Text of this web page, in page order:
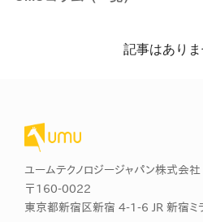
記事はありま
ユームテクノロジージャパン株式会社
〒160-0022
東京都新宿区新宿 4-1-6 JR 新宿ミ